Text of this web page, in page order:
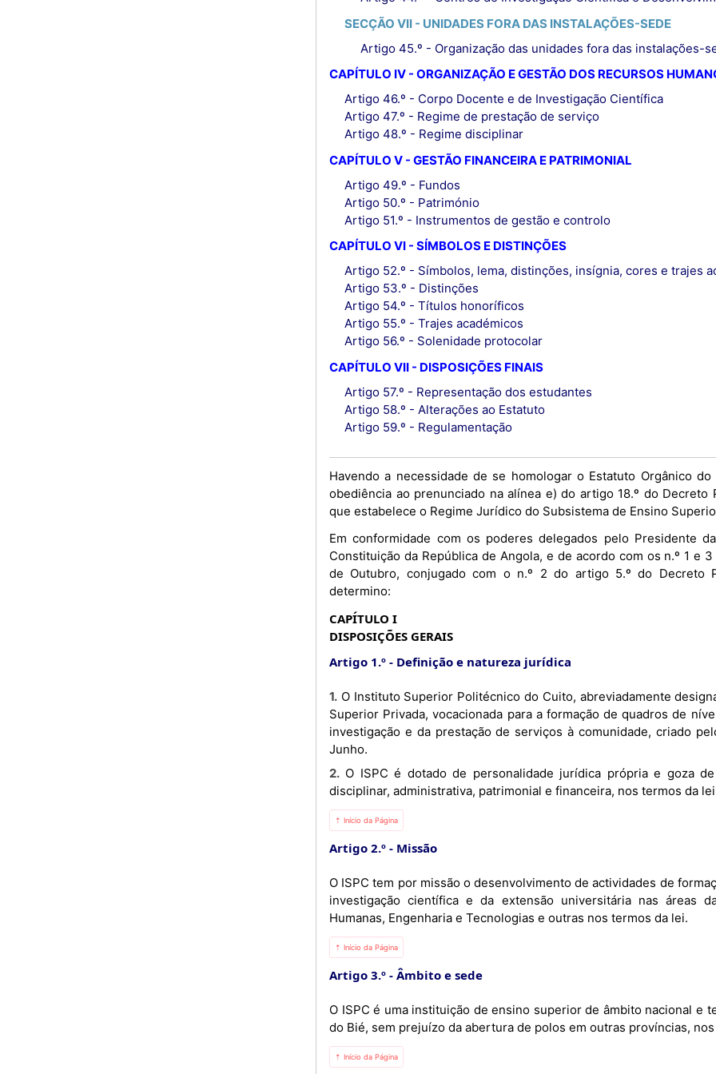
SECÇÃO VII - UNIDADES FORA DAS INSTALAÇÕES-SEDE
Artigo 45.º - Organização das unidades fora das instalações-
CAPÍTULO IV - ORGANIZAÇÃO E GESTÃO DOS RECURSOS
Artigo 46.º - Corpo Docente e de Investigação Científica
Artigo 47.º - Regime de prestação de serviço
Artigo 48.º - Regime disciplinar
CAPÍTULO V - GESTÃO FINANCEIRA E PATRIMONIAL
Artigo 49.º - Fundos
Artigo 50.º - Património
Artigo 51.º - Instrumentos de gestão e controlo
CAPÍTULO VI - SÍMBOLOS E DISTINÇÕES
Artigo 52.º - Símbolos, lema, distinções, insígnia, cores e trajes
Artigo 53.º - Distinções
Artigo 54.º - Títulos honoríficos
Artigo 55.º - Trajes académicos
Artigo 56.º - Solenidade protocolar
CAPÍTULO VII - DISPOSIÇÕES FINAIS
Artigo 57.º - Representação dos estudantes
Artigo 58.º - Alterações ao Estatuto
Artigo 59.º - Regulamentação
Havendo a necessidade de se homologar o Estatuto Orgânico
obediência ao prenunciado na alínea e) do artigo 18.º do
que estabelece o Regime Jurídico do Subsistema de Ensino
Em conformidade com os poderes delegados pelo Presidente
Constituição da República de Angola, e de acordo com os n.º 1 e
de Outubro, conjugado com o n.º 2 do artigo 5.º do Decreto
determino:
CAPÍTULO I
DISPOSIÇÕES GERAIS
Artigo 1.º
Definição e natureza jurídica
1. O Instituto Superior Politécnico do Cuito, abreviadamente designado por «ISPC», é uma Instituição de Ensino
Superior Privada, vocacionada para a formação de quadros de
investigação e da prestação de serviços à comunidade, criado
Junho.
2. O ISPC é dotado de personalidade jurídica própria e goza de autonomia científica, pedagógica, cultural,
disciplinar, administrativa, patrimonial e financeira, nos termos da
⇡ Início da Página
Artigo 2.º Missão
O ISPC tem por missão o desenvolvimento de actividades de
investigação científica e da extensão universitária nas áreas
Humanas, Engenharia e Tecnologias e outras nos termos da lei.
⇡ Início da Página
Artigo 3.º Âmbito e sede
O ISPC é uma instituição de ensino superior de âmbito nacional e
do Bié, sem prejuízo da abertura de polos em outras províncias,
⇡ Início da Página